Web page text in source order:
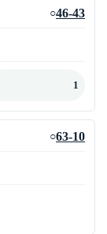
○46-43
1
○63-10